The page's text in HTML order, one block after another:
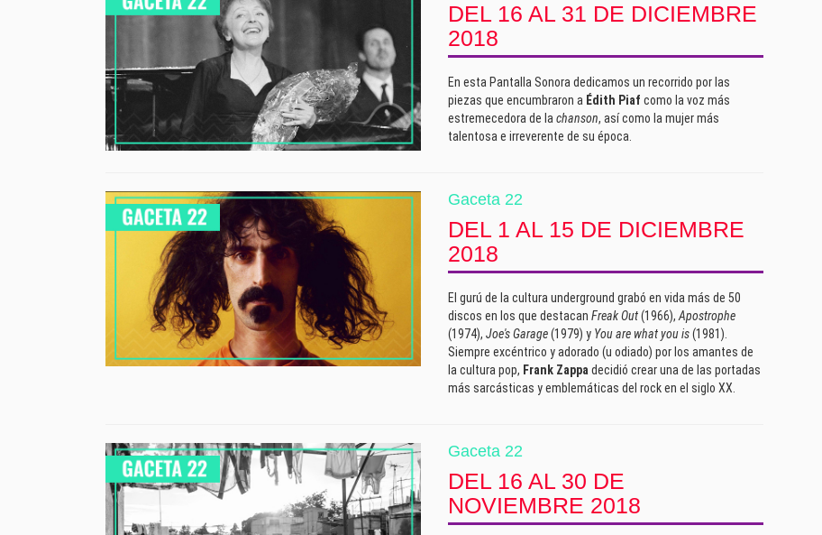
DEL 16 AL 31 DE DICIEMBRE
2018
En esta Pantalla Sonora dedicamos un recorrido por las
piezas que encumbraron a Édith Piaf como la voz más
estremecedora de la chanson, así como la mujer más
talentosa e irreverente de su época.
Gaceta 22
DEL 1 AL 15 DE DICIEMBRE
2018
El gurú de la cultura underground grabó en vida más de 50
discos en los que destacan Freak Out(1966), Apostrophe
(1974), Joe's Garage(1979) y You are what you is(1981).
Siempre excéntrico y adorado (u odiado) por los amantes de
la cultura pop, Frank Zappa decidió crear una de las portadas
más sarcásticas y emblemáticas del rock en el siglo XX.
Gaceta 22
DEL 16 AL 30 DE
NOVIEMBRE 2018